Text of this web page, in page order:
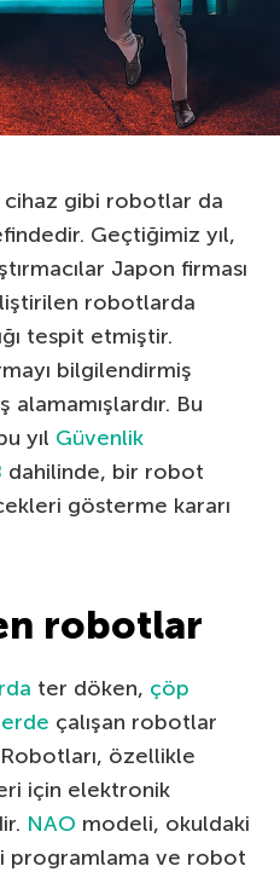
gibi robotlar da
Geçtiğimiz yıl,
Japon firması
robotlarda
tespit etmiştir.
bilgilendirmiş
Bu
yıl Güvenlik
dahilinde, bir robot
gösterme kararı
robotlar
ter döken, çöp
çalışan robotlar
özellikle
için elektronik
NAO modeli, okuldaki
programlama ve robot